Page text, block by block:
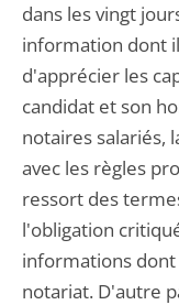
dans les vingt
information dont
d'apprécier les
candidat et son
notaires salariés,
avec les règles
ressort des
l'obligation
informations dont
notariat. D'autre